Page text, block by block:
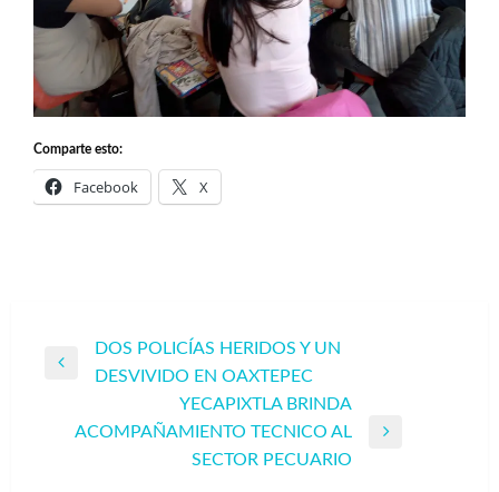
Comparte esto:
Facebook X
Navegación
Entrada
DOS POLICÍAS HERIDOS Y UN
DESVIVIDO EN OAXTEPEC
YECAPIXTLA BRINDA
ACOMPAÑAMIENTO TECNICO AL
SECTOR PECUARIO